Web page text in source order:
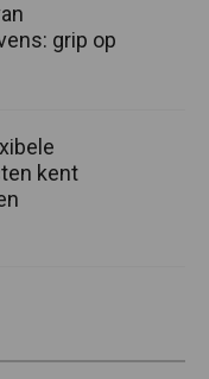
grip op
kent